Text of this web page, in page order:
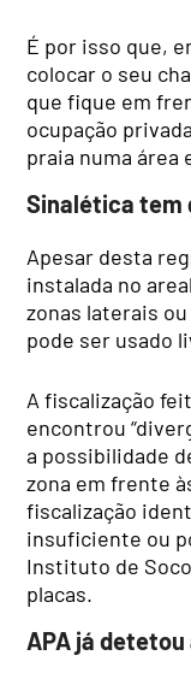
É por isso que,
colocar o seu
que fique em
ocupação
praia numa área
Sinalética tem
Apesar desta
instalada no
zonas laterais
pode ser usado
A fiscalização
encontrou
a possibilidade
zona em frente
fiscalização
insuficiente ou
Instituto de
placas.
APA já